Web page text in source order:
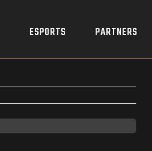
ESPORTS PARTNERS